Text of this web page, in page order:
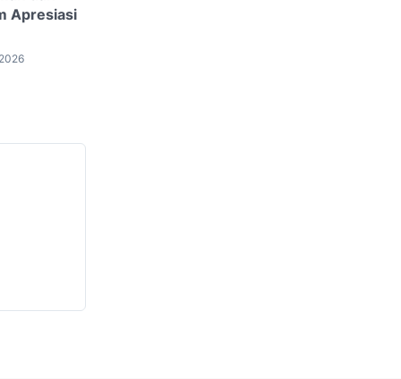
Apresiasi